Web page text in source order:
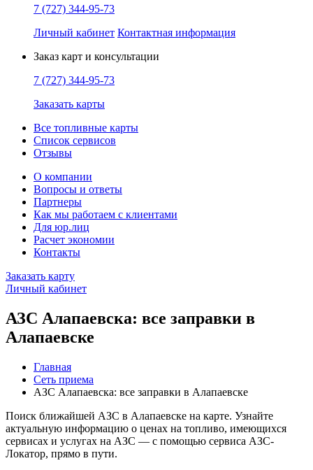
7 (727) 344-95-73
Личный кабинет Контактная информация
Заказ карт и консультации
7 (727) 344-95-73
Заказать карты
Все топливные карты
Список сервисов
Отзывы
О компании
Вопросы и ответы
Партнеры
Как мы работаем с клиентами
Для юр.лиц
Расчет экономии
Контакты
Заказать карту
Личный кабинет
АЗС Алапаевска: все заправки в
Алапаевске
Главная
Сеть приема
АЗС Алапаевска: все заправки в Алапаевске
Поиск ближайшей АЗС в Алапаевске на карте. Узнайте
актуальную информацию о ценах на топливо, имеющихся
сервисах и услугах на АЗС — с помощью сервиса АЗС-
Локатор, прямо в пути.